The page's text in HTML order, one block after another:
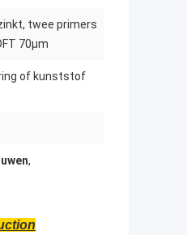
twee primers
70μm
of kunststof
,